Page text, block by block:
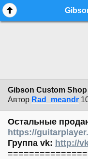
Gibson Custom
Автор Rad_meandr
Остальные
https://
Группа vk: http://